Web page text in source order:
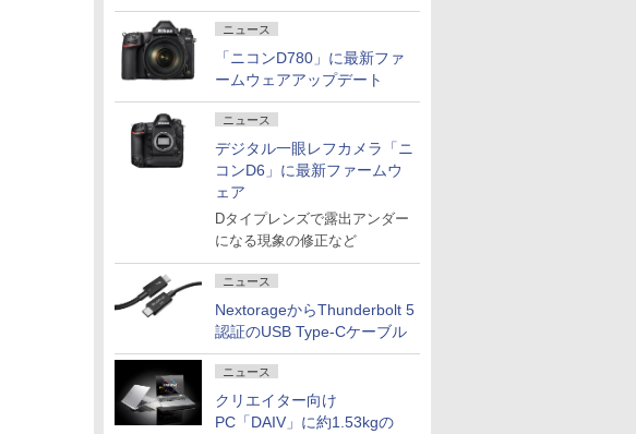
ニュース
「ニコンD780」に最新ファ
ームウェアアップデート
ニュース
デジタル一眼レフカメラ「ニ
コンD6」に最新ファームウ
ェア
Dタイプレンズで露出アンダー
になる現象の修正など
ニュース
NextorageからThunderbolt 5
認証のUSB Type-Cケーブル
ニュース
クリエイター向け
PC「DAIV」に約1.53kgの